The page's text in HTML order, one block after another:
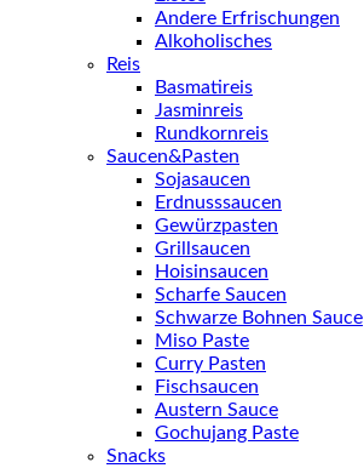
Andere Erfrischungen
Alkoholisches
Reis
Basmatireis
Jasminreis
Rundkornreis
Saucen&Pasten
Sojasaucen
Erdnusssaucen
Gewürzpasten
Grillsaucen
Hoisinsaucen
Scharfe Saucen
Schwarze Bohnen Sauce
Miso Paste
Curry Pasten
Fischsaucen
Austern Sauce
Gochujang Paste
Snacks